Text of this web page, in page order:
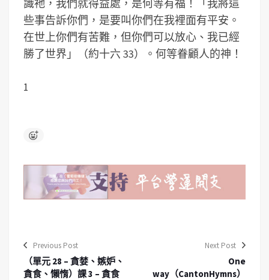
識衪，我們就得益處，是何等有福！「我將這
些事告訴你們，是要叫你們在我裡面有平安。
在世上你們有苦難，但你們可以放心、我已經
勝了世界」（約十六 33）。何等眷顧人的神！
1
Previous Post
（單元 28 – 貪婪、嫉妒、
貪食、懶惰）課 3 – 貪食
Next Post
One
way（CantonHymns）